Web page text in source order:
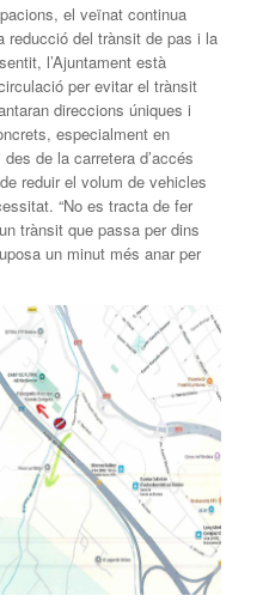
el veïnat continua
reducció del trànsit de pas i la
l’Ajuntament està
per evitar el trànsit
direccions úniques i
especialment en
de la carretera d’accés
reduir el volum de vehicles
“No es tracta de fer
trànsit que passa per dins
un minut més anar per